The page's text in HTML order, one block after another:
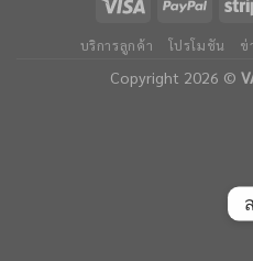
บริการลูกค้า โปรโมชัน ข่
Copyright 2026 ©